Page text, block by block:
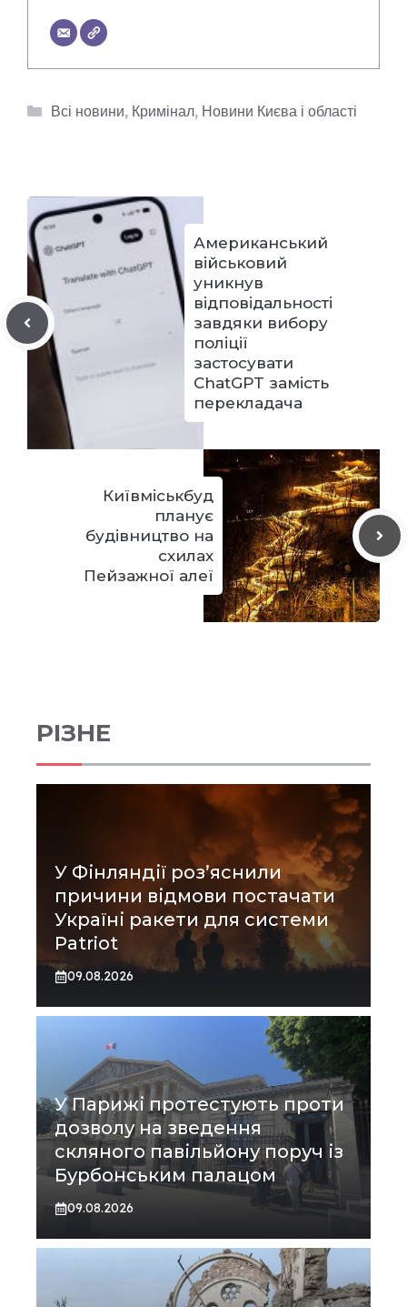
Категорії
Всі новини, Кримінал, Новини Києва і області
Американський
військовий
уникнув
відповідальності
завдяки вибору
поліції
застосувати
ChatGPT замість
перекладача
Київміськбуд
планує
будівництво на
схилах
Пейзажної алеї
РІЗНЕ
У Фінляндії роз’яснили
причини відмови постачати
Україні ракети для системи
Patriot
09.08.2026
У Парижі протестують проти
дозволу на зведення
скляного павільйону поруч із
Бурбонським палацом
09.08.2026